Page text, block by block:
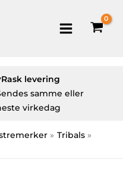
Rask levering
samme eller
virkedag
Tribals